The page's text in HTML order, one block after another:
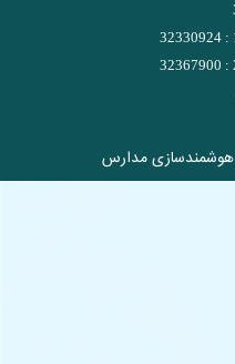
هوشمندسازی مدارس